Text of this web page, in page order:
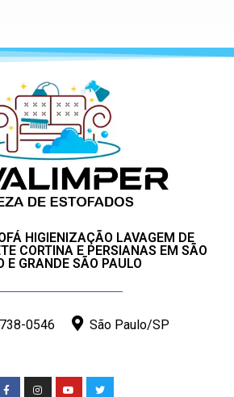
HIGIENIZAÇÃO LAVAGEM DE
CORTINA E PERSIANAS EM SÃO
E GRANDE SÃO PAULO
0546 São Paulo/SP